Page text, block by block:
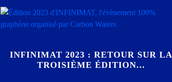
INFINIMAT 2023 : RETOUR SUR LA
TROISIÈME ÉDITION...